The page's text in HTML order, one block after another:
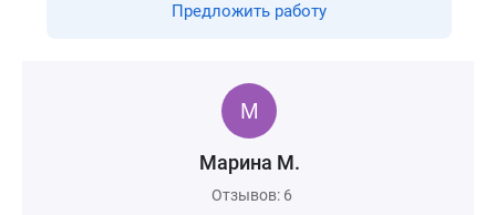
Предложить работу
Марина М.
Отзывов: 6